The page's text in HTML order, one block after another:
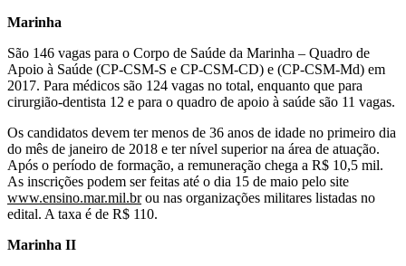
Marinha
São 146 vagas para o Corpo de Saúde da Marinha – Quadro de
Apoio à Saúde (CP-CSM-S e CP-CSM-CD) e (CP-CSM-Md) em
2017. Para médicos são 124 vagas no total, enquanto que para
cirurgião-dentista 12 e para o quadro de apoio à saúde são 11 vagas.
Os candidatos devem ter menos de 36 anos de idade no primeiro dia
do mês de janeiro de 2018 e ter nível superior na área de atuação.
Após o período de formação, a remuneração chega a R$ 10,5 mil.
As inscrições podem ser feitas até o dia 15 de maio pelo site
www.ensino.mar.mil.brou nas organizações militares listadas no
edital. A taxa é de R$ 110.
Marinha II